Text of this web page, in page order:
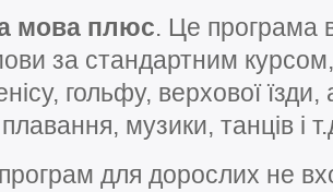
мова плюс. Це програма
за стандартним курсом,
гольфу, верхової
музики, танців і
програм для дорослих не